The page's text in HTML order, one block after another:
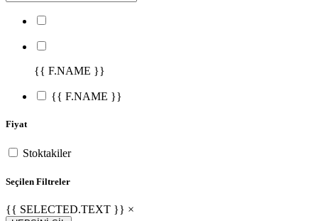
{{ F.NAME }}
{{ F.NAME }}
Fiyat
Stoktakiler
Seçilen Filtreler
{{ SELECTED.TEXT }} ×